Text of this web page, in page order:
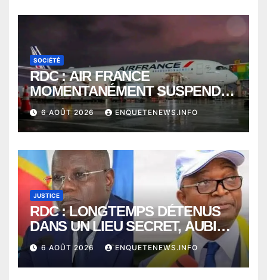
SOCIÉTÉ
RDC : AIR FRANCE
MOMENTANÉMENT SUSPENDU
ENTRE KINSHASA ET PARIS ?
6 AOÛT 2026 ENQUETENEWS.INFO
JUSTICE
RDC : LONGTEMPS DÉTENUS
DANS UN LIEU SECRET, AUBIN
MINAKU ET EMMANUEL
SHADARY TRANSFÉRÉS À
L’AUDITORAT MILITAIRE
6 AOÛT 2026 ENQUETENEWS.INFO